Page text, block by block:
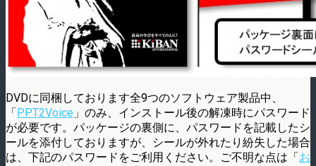
DVDに同梱しております全9つのソフトウェア製品中、
「PPT2Voice 」のみ、インストール後の解凍時にパスワード
が必要です。パッケージの裏側に、パスワードを記載したシ
ールを添付しておりますが、シールが外れたり紛失した場合
は、下記のパスワードをご利用ください。ご不明な点は「お